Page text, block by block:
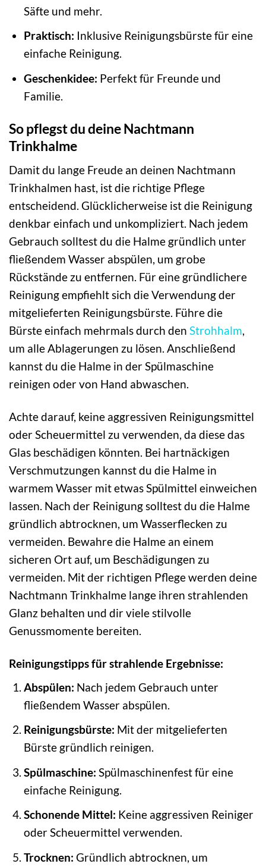
Säfte und mehr.
Praktisch: Inklusive Reinigungsbürste für eine
einfache Reinigung.
Geschenkidee: Perfekt für Freunde und
Familie.
So pflegst du deine Nachtmann
Trinkhalme
Damit du lange Freude an deinen Nachtmann
Trinkhalmen hast, ist die richtige Pflege
entscheidend. Glücklicherweise ist die Reinigung
denkbar einfach und unkompliziert. Nach jedem
Gebrauch solltest du die Halme gründlich unter
fließendem Wasser abspülen, um grobe
Rückstände zu entfernen. Für eine gründlichere
Reinigung empfiehlt sich die Verwendung der
mitgelieferten Reinigungsbürste. Führe die
Bürste einfach mehrmals durch den Strohhalm,
um alle Ablagerungen zu lösen. Anschließend
kannst du die Halme in der Spülmaschine
reinigen oder von Hand abwaschen.
Achte darauf, keine aggressiven Reinigungsmittel
oder Scheuermittel zu verwenden, da diese das
Glas beschädigen könnten. Bei hartnäckigen
Verschmutzungen kannst du die Halme in
warmem Wasser mit etwas Spülmittel einweichen
lassen. Nach der Reinigung solltest du die Halme
gründlich abtrocknen, um Wasserflecken zu
vermeiden. Bewahre die Halme an einem
sicheren Ort auf, um Beschädigungen zu
vermeiden. Mit der richtigen Pflege werden deine
Nachtmann Trinkhalme lange ihren strahlenden
Glanz behalten und dir viele stilvolle
Genussmomente bereiten.
Reinigungstipps für strahlende Ergebnisse:
Abspülen: Nach jedem Gebrauch unter
fließendem Wasser abspülen.
Reinigungsbürste: Mit der mitgelieferten
Bürste gründlich reinigen.
Spülmaschine: Spülmaschinenfest für eine
einfache Reinigung.
Schonende Mittel: Keine aggressiven Reiniger
oder Scheuermittel verwenden.
Trocknen: Gründlich abtrocknen, um